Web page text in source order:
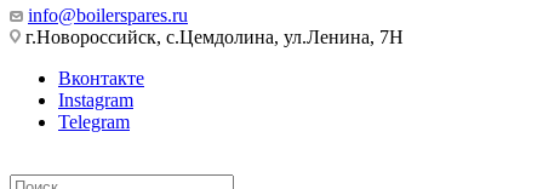
info@boilerspares.ru
г.Новороссийск, с.Цемдолина, ул.Ленина, 7Н
Вконтакте
Instagram
Telegram